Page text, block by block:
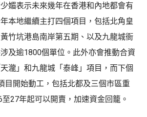
媚表示未來幾年在香港和內地都會有
本地繼續主打四個項目，包括北角皇
竹坑港島南岸第五期、以及九龍城衙
及逾1800個單位。此外亦會推動合資
瀧」和九龍城「泰峰」項目，而下個
目開始動工，包括北都及三個市區重
27年起可以開賣，加速資金回籠。